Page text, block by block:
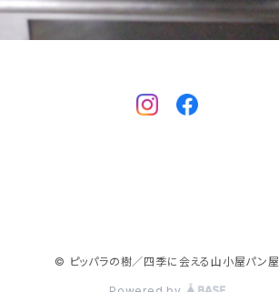
© ピッパラの樹／四季に会える山小屋パン屋